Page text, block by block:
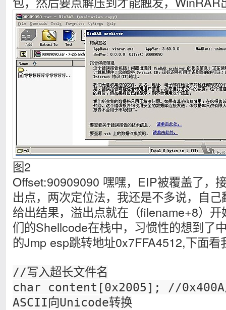
图2
Offset:90909090 嘿嘿，EIP被覆盖了，
出点，两次定位法，我还是不多说，自
给出结果，溢出点就在（filename+8）
们的Shellcode在栈中，习惯性的想到了
的Jmp esp跳转地址0x7FFA4512,下面看
//写入超长文件名
char content[0x2005]; //
ASCII向Unicode转换